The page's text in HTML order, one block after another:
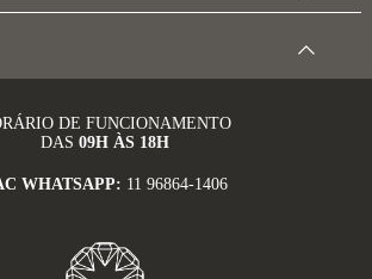
DE FUNCIONAMENTO
DAS 09H ÀS 18H
WHATSAPP: 11 96864-1406